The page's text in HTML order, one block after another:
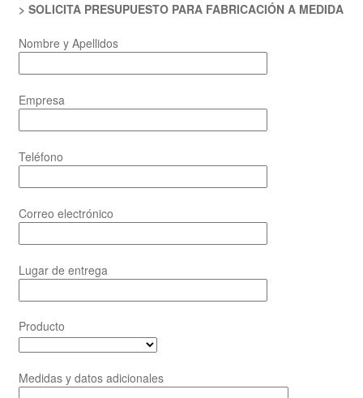
> SOLICITA PRESUPUESTO PARA FABRICACIÓN A MEDIDA
Nombre y Apellidos
Empresa
Teléfono
Correo electrónico
Lugar de entrega
Producto
Medidas y datos adicionales